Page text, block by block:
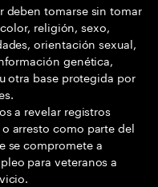
deben tomarse sin tomar
religión, sexo,
orientación sexual,
genética,
otra base protegida por
a revelar registros
arresto como parte del
se compromete a
para veteranos a